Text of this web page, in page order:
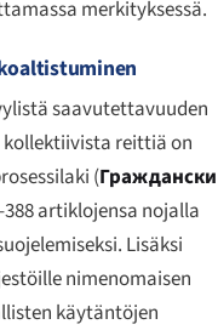
merkityksessä.
saavutettavuuden
reittiä on
(Граждански
artiklojensa nojalla
Lisäksi
nimenomaisen
käytäntöjen